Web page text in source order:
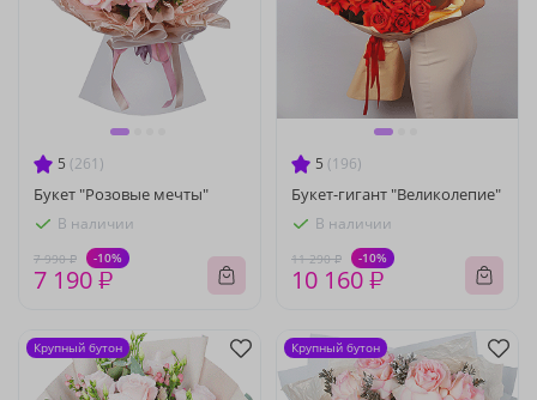
5 (261)
Букет "Розовые мечты"
В наличии
7 990 ₽ -10%
7 190 ₽
5 (196)
Букет-гигант "Великолепие"
В наличии
11 290 ₽ -10%
10 160 ₽
Крупный бутон Крупный бутон